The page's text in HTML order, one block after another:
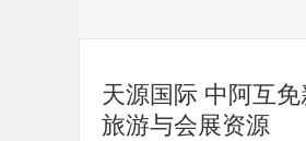
天源国际 中阿互
旅游与会展资源